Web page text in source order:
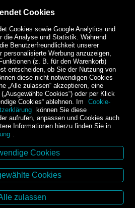
Kontakt
Kirchner-Krämer
Renner-Platz 2
Stockerau
Cookies
Cookies sowie Google Analytics und
die Analyse und Statistik. Während
Benutzerfreundlichkeit unserer
Werbung anzuzeigen,
(z. B. für den Warenkorb)
entscheiden, ob Sie der Nutzung von
diese nicht notwendigen Cookies
„Alle zulassen“ akzeptieren, eine
Cookies“) oder per Klick
Cookies“ ablehnen. Im
Cookie-
können Sie diese
aufrufen, anpassen und Cookies auch
Informationen hierzu finden Sie in
Cookies
Cookies
zulassen